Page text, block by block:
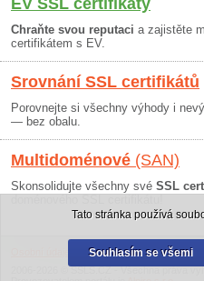
EV SSL certifikáty
Chraňte svou reputaci a zajistěte
certifikátem s EV.
Srovnání SSL certifikátů
Porovnejte si všechny výhody i
— bez obalu.
Multidoménové (SAN)
Skonsolidujte všechny své SSL
Obchodní podmínky|30 dní
2006-2026 © SSLS.CZ - Všechna práva
Tato stránka používá
Souhlasím se všemi